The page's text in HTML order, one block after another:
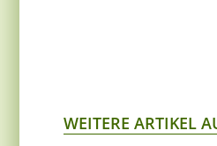
WEITERE ARTIKEL